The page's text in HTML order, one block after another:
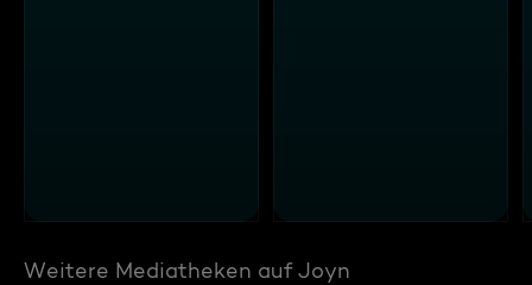
Weitere Mediatheken auf Joyn